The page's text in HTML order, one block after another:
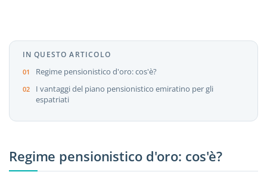
IN QUESTO ARTICOLO
Regime pensionistico d'oro: cos'è?
I vantaggi del piano pensionistico emiratino per gli
espatriati
Regime pensionistico d'oro: cos'è?